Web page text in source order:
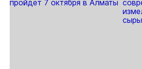
Потанин